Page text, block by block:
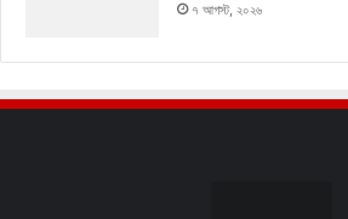
৭ আগস্ট, ২০২৬